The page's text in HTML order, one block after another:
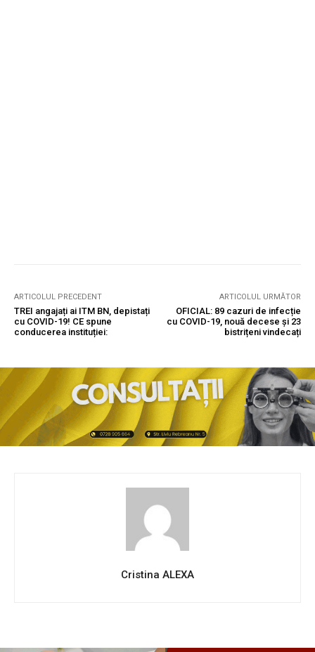
ARTICOLUL PRECEDENT
TREI angajați ai ITM BN, depistați
cu COVID-19! CE spune
conducerea instituției:
ARTICOLUL URMĂTOR
OFICIAL: 89 cazuri de infecție
cu COVID-19, nouă decese și 23
bistrițeni vindecați
Cristina ALEXA